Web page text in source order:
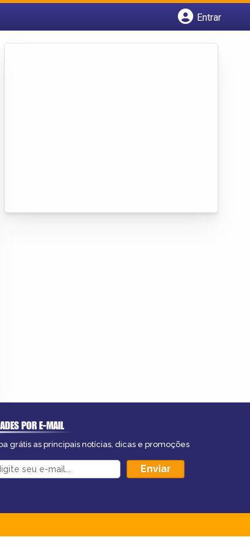
Entrar
POR E-MAIL
grátis as principais notícias, dicas e promoções